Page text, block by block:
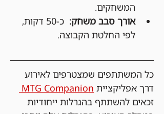
המשחקים.
אורך סבב משחק:
כ-50 דקות,
לפי החלטת הקבוצה.
כל המשתתפים שמצטרפים לאירוע
דרך אפליקציית MTG Companion
זכאים להשתתף בהגרלות ייחודיות